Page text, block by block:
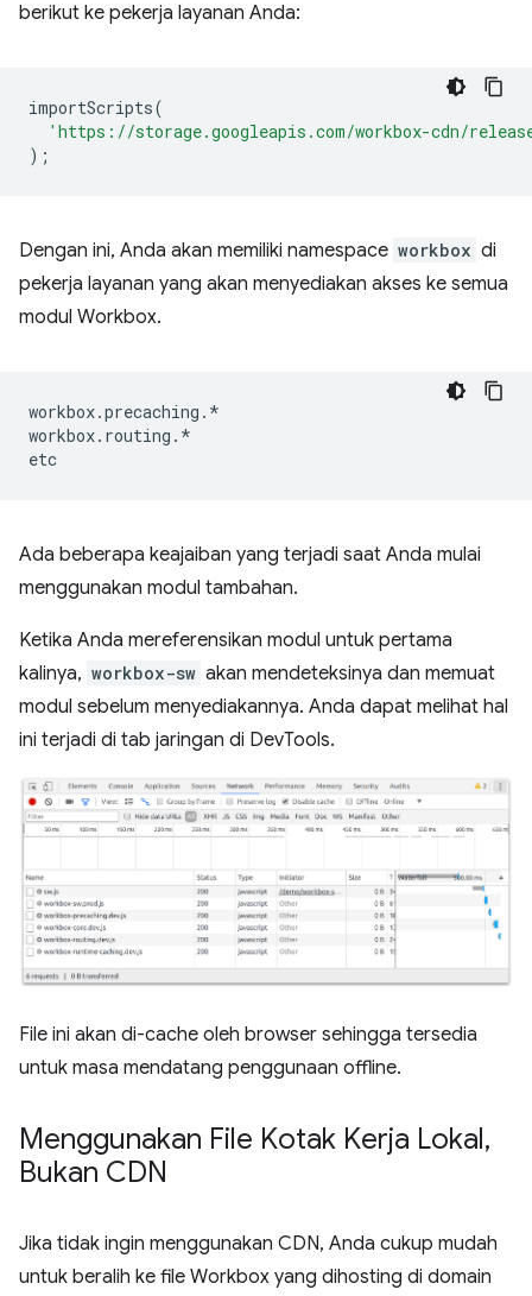
berikut ke pekerja layanan Anda:
importScripts(
'https://storage.googleapis.com/workbox-cdn/
);
Dengan ini, Anda akan memiliki namespace workbox di
pekerja layanan yang akan menyediakan akses ke semua
modul Workbox.
workbox.precaching . *
workbox. routing . *
etc
Ada beberapa keajaiban yang terjadi saat Anda mulai
menggunakan modul tambahan.
Ketika Anda mereferensikan modul untuk pertama
kalinya, workbox-sw akan mendeteksinya dan memuat
modul sebelum menyediakannya. Anda dapat melihat hal
ini terjadi di tab jaringan di DevTools.
File ini akan di-cache oleh browser sehingga tersedia
untuk masa mendatang penggunaan offline.
Menggunakan File Kotak Kerja Lokal,
Bukan CDN
Jika tidak ingin menggunakan CDN, Anda cukup mudah
untuk beralih ke file Workbox yang dihosting di domain